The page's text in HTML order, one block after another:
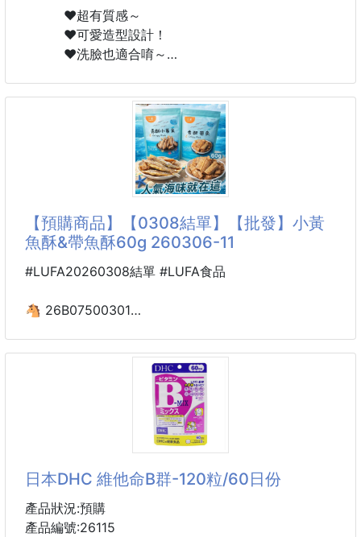
景，沒想到積水溢出
一不小心就被沖離了池塘，孤單地困在小小水窪裡……
小雨蛙決定發起「送小魚兒回家大作戰」，在大家齊心
❤️超有質感～
❤️可愛造型設計！
❤️洗臉也適合唷～
▪️頭圍尺寸：均碼
【預購商品】【0308結單】【批發】小黃
魚酥&帶魚酥60g 260306-11
#LUFA20260308結單 #LUFA食品
🐴 26B07500301
#這可是好市多的御用品牌
🌊人氣海味團購登場🌊
🐟小黃魚酥&帶魚酥🐟酥到停不下來！
日本DHC 維他命B群-120粒/60日份
產品狀況:預購
產品編號:26115